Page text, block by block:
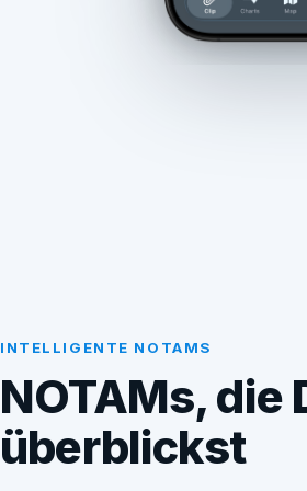
INTELLIGENTE NOTAMS
NOTAMs, die
überblickst